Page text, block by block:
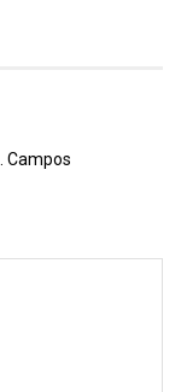
Campos